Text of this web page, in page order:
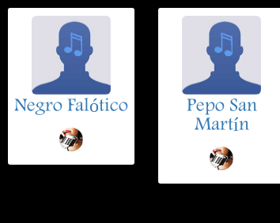
Negro Falótico
Pepo San
Martín